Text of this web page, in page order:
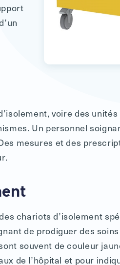
voire des
Un personnel
mesures et des
chariots d’isolement
de prodiguer des
souvent de couleur
de l’hôpital et pour